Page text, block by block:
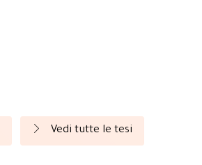
Vedi tutte le tesi